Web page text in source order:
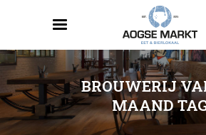
BROUWERIJ
MAAND